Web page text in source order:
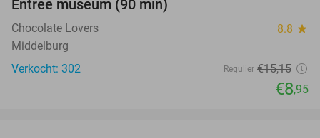
Entree museum (90 min)
Chocolate Lovers 8.8 star
Middelburg
Verkocht: 302
Regulier €15,15
€8,95